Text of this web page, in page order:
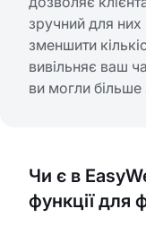
зручний для
зменшити
вивільняє ваш
ви могли більше
Чи є в
функції для